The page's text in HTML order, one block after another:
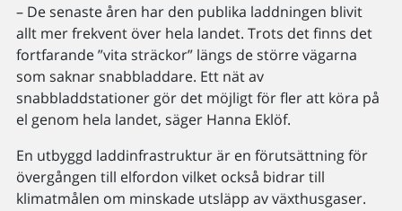
– De senaste åren har den publika laddningen blivit
allt mer frekvent över hela landet. Trots det finns det
fortfarande ”vita sträckor” längs de större vägarna
som saknar snabbladdare. Ett nät av
snabbladdstationer gör det möjligt för fler att köra på
el genom hela landet, säger Hanna Eklöf.
En utbyggd laddinfrastruktur är en förutsättning för
övergången till elfordon vilket också bidrar till
klimatmålen om minskade utsläpp av växthusgaser.